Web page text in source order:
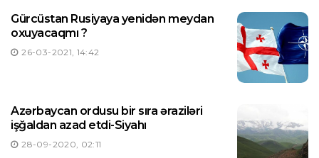
Gürcüstan Rusiyaya yenidən meydan
oxuyacaqmı ?
26-03-2021, 14:42
Azərbaycan ordusu bir sıra əraziləri
işğaldan azad etdi-Siyahı
28-09-2020, 02:11